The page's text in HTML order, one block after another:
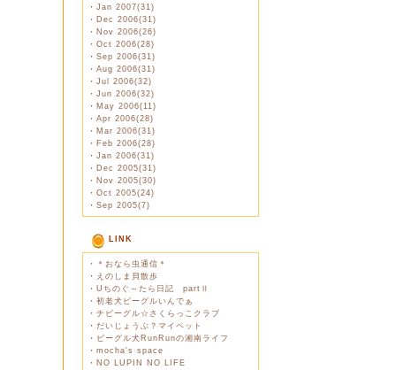
・ Jan 2007(31)
・ Dec 2006(31)
・ Nov 2006(26)
・ Oct 2006(28)
・ Sep 2006(31)
・ Aug 2006(31)
・ Jul 2006(32)
・ Jun 2006(32)
・ May 2006(11)
・ Apr 2006(28)
・ Mar 2006(31)
・ Feb 2006(28)
・ Jan 2006(31)
・ Dec 2005(31)
・ Nov 2005(30)
・ Oct 2005(24)
・ Sep 2005(7)
LINK
・
＊おなら虫通信＊
・ えのしま貝散歩
・ Uちのぐ～たら日記 partⅡ
・ 初老犬ビーグルいんでぁ
・ チビーグル☆さくらっこクラブ
・ だいじょうぶ？マイペット
・ ビーグル犬RunRunの湘南ライフ
・ mocha's space
・ NO LUPIN NO LIFE